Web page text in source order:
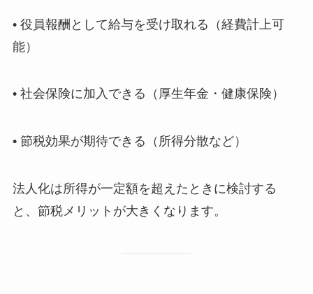
• 役員報酬として給与を受け取れる（経費計上可
能）
• 社会保険に加入できる（厚生年金・健康保険）
• 節税効果が期待できる（所得分散など）
法人化は所得が一定額を超えたときに検討する
と、節税メリットが大きくなります。